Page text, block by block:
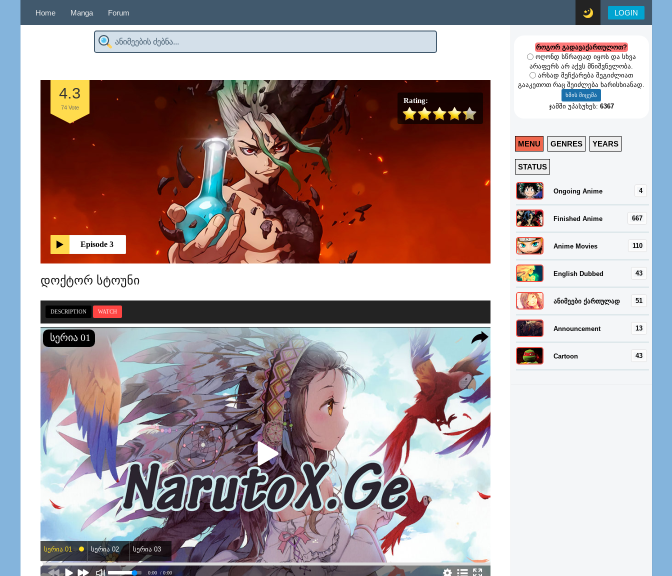
Home Manga Forum LOGIN
Episode 3
4.3
74Vote
Rating:
დოქტორ სტოუნი
DESCRIPTION WATCH
სერია 01
0:00 / 0:00
სერია 01 სერია 02 სერია 03
როგორ გადავაქართულოთ?
ოღონდ სწრაფად იყოს და სხვა
არაფერს არ აქვს მნიშვნელობა.
არსად მეჩქარება შეგიძლიათ
გააკეთოთ რაც შეიძლება ხარისხიანად.
ჯამში უპასუხეს: 6367
MENU GENRES YEARS
STATUS
4
Ongoing Anime
667
Finished Anime
110
Anime Movies
43
English Dubbed
51
ანიმეები ქართულად
13
Announcement
43
Cartoon